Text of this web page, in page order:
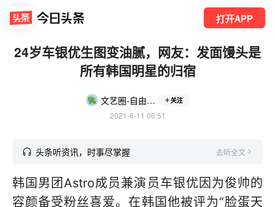
打开APP
24岁车银优生图变油腻，网友：发面馒头是
所有韩国明星的归宿
文艺圈-自由吃瓜 关注
2021-6-11 06:51
头条听资讯，时事尽掌握 去听全文
韩国男团Astro成员兼演员车银优因为俊帅的
容颜备受粉丝喜爱。在韩国他被评为“脸蛋天